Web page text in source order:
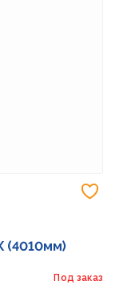
(4010мм)
Под заказ